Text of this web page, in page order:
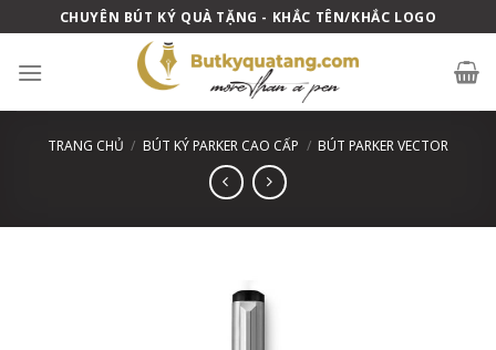
to
content
CHUYÊN BÚT KÝ QUÀ TẶNG - KHẮC TÊN/KHẮC LOGO
TRANG CHỦ / BÚT KÝ PARKER CAO CẤP / BÚT PARKER VECTOR